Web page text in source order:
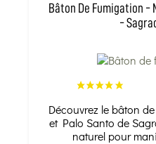
Bâton De Fumigation -
-
Découvrez le bâton
et Palo Santo de
naturel pour